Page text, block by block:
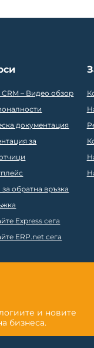
CRM – Видео обзор
документация
за
обратна връзка
Express сега
ERP.net сега
и новите
бизнеса.